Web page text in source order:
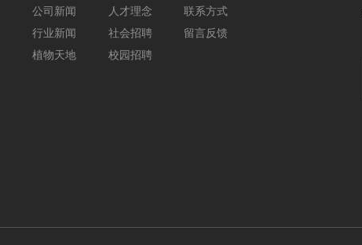
公司新闻
行业新闻
植物天地
人才理念
社会招聘
校园招聘
联系方式
留言反馈